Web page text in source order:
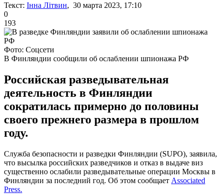
Текст: Інна Літвин, 30 марта 2023, 17:10
0
193
Фото: Соцсети
В Финляндии сообщили об ослаблении шпионажа РФ
Российская разведывательная
деятельность в Финляндии
сократилась примерно до половины
своего прежнего размера в прошлом
году.
Служба безопасности и разведки Финляндии (SUPO), заявила,
что высылка российских разведчиков и отказ в выдаче виз
существенно ослабили разведывательные операции Москвы в
Финляндии за последний год. Об этом сообщает Associated
Press.